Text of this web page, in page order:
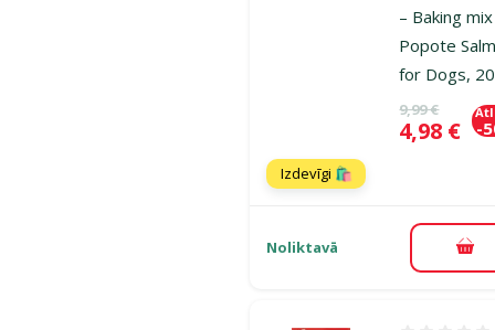
– Baking mix
Popote
for Dogs,
Oriģinālā
9,99 €
Cena
4,98 € -
Izdevīgi 🛍️
Noliktavā